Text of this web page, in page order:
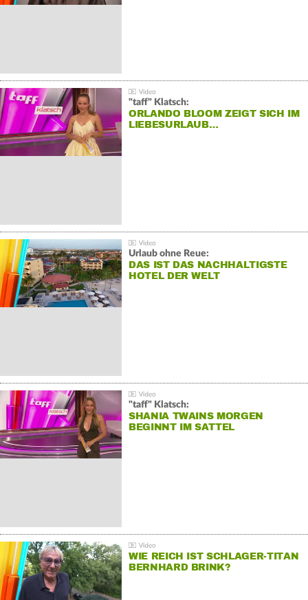
"taff" Klatsch:
ORLANDO BLOOM ZEIGT SICH IM
LIEBESURLAUB…
Urlaub ohne Reue:
DAS IST DAS NACHHALTIGSTE
HOTEL DER WELT
"taff" Klatsch:
SHANIA TWAINS MORGEN
BEGINNT IM SATTEL
WIE REICH IST SCHLAGER-TITAN
BERNHARD BRINK?